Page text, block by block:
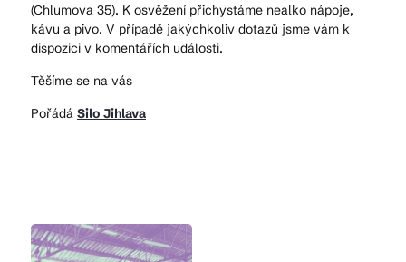
(Chlumova 35). K osvěžení přichystáme nealko nápoje,
kávu a pivo. V případě jakýchkoliv dotazů jsme vám k
dispozici v komentářích události.
Těšíme se na vás
Pořádá Silo Jihlava